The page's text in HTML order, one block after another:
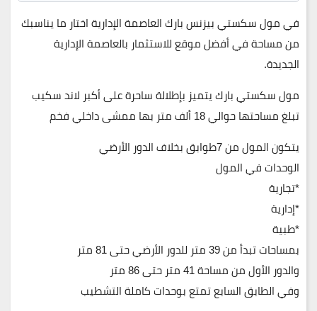
في مول سكستي بيزنس بارك العاصمة الإدارية اختار ما يناسبك
من مساحة في أفضل موقع للاستثمار بالعاصمة الإدارية
الجديدة.
مول سكستي بارك يتميز بإطلالة ساحرة على أكبر لاند سكيب
تبلغ مساحتها حوالي 18 ألف متر بها ممشى داخلي فخم
يتكون المول من 7طوابق بخلاف الدور الأرضي
الوحدات في المول
*تجارية
*إدارية
*طبية
بمساحات تبدأ من 39 متر للدور الأرضي حتى 81 متر
والدور الأول من مساحة 41 متر حتى 86 متر
وفي الطابق السابع تمتع بوحدات كاملة التشطيب